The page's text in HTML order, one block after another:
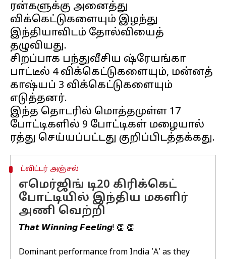
ரன்களுக்கு அனைத்து
விக்கெட்டுகளையும் இழந்து
இந்தியாவிடம் தோல்வியைத்
தழுவியது.
சிறப்பாக பந்துவீசிய ஷ்ரேயங்கா
பாட்டீல் 4 விக்கெட்டுகளையும், மன்னத்
காஷ்யப் 3 விக்கெட்டுகளையும்
எடுத்தனர்.
இந்த தொடரில் மொத்தமுள்ள 17
போட்டிகளில் 9 போட்டிகள் மழையால்
ட்விட்டர் அஞ்சல்
எமெர்ஜிங் டி20 கிரிக்கெட்
போட்டியில் இந்திய மகளிர்
அணி வெற்றி
𝙏𝙝𝙖𝙩 𝙒𝙞𝙣𝙣𝙞𝙣𝙜 𝙁𝙚𝙚𝙡𝙞𝙣𝙜! 👏 👏
Dominant performance from India 'A' as they